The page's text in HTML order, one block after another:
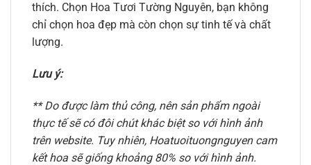
thích. Chọn Hoa Tươi Tường Nguyên, bạn không
chỉ chọn hoa đẹp mà còn chọn sự tinh tế và chất
lượng.
Lưu ý:
** Do được làm thủ công, nên sản phẩm ngoài
thực tế sẽ có đôi chút khác biệt so với hình ảnh
trên website. Tuy nhiên, Hoatuoituongnguyen cam
kết hoa sẽ giống khoảng 80% so với hình ảnh.